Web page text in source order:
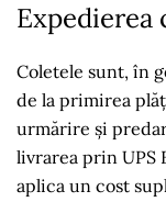
Expedierea
Coletele sunt, în
de la primirea
urmărire și
livrarea prin UPS
aplica un cost